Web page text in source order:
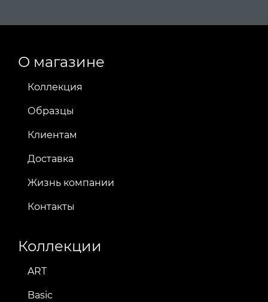
О магазине
Коллекция
Образцы
Клиентам
Доставка
Жизнь компании
Контакты
Коллекции
ART
Basic